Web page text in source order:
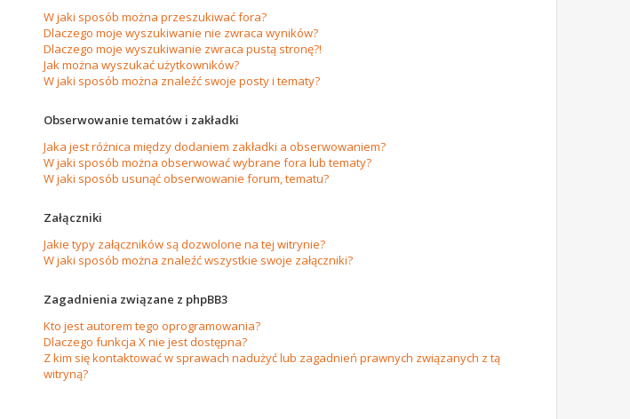
W jaki sposób można przeszukiwać fora?
Dlaczego moje wyszukiwanie nie zwraca wyników?
Dlaczego moje wyszukiwanie zwraca pustą stronę?!
Jak można wyszukać użytkowników?
W jaki sposób można znaleźć swoje posty i tematy?
Obserwowanie tematów i zakładki
Jaka jest różnica między dodaniem zakładki a obserwowaniem?
W jaki sposób można obserwować wybrane fora lub tematy?
W jaki sposób usunąć obserwowanie forum, tematu?
Załączniki
Jakie typy załączników są dozwolone na tej witrynie?
W jaki sposób można znaleźć wszystkie swoje załączniki?
Zagadnienia związane z phpBB3
Kto jest autorem tego oprogramowania?
Dlaczego funkcja X nie jest dostępna?
Z kim się kontaktować w sprawach nadużyć lub zagadnień prawnych związanych z tą
witryną?